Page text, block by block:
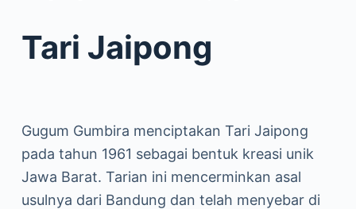
Tari Jaipong
Gugum Gumbira menciptakan Tari Jaipong
pada tahun 1961 sebagai bentuk kreasi unik
Jawa Barat. Tarian ini mencerminkan asal
usulnya dari Bandung dan telah menyebar di